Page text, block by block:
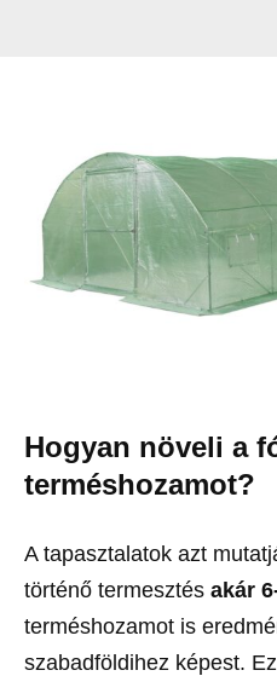
Hogyan növeli a
terméshozamot?
A tapasztalatok azt
történő termesztés akár
terméshozamot is
szabadföldihez képest.